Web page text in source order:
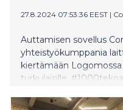
27.8.2024 07:53:36 EEST |
Auttamisen sovellus
yhteistyökumppania
kiertämään
turkulaisille.
tuotiin apua ja tukea